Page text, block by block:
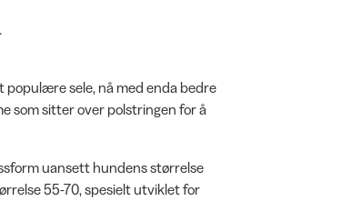
populære sele, nå med enda bedre
som sitter over polstringen for å
uansett hundens størrelse
55-70, spesielt utviklet for